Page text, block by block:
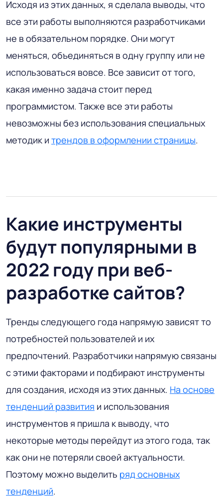
Исходя из этих данных, я сделала выводы, что
все эти работы выполняются разработчиками
не в обязательном порядке. Они могут
меняться, объединяться в одну группу или не
использоваться вовсе. Все зависит от того,
какая именно задача стоит перед
программистом. Также все эти работы
невозможны без использования специальных
методик и трендов в оформлении страницы.
Какие инструменты
будут популярными в
2022 году при веб-
разработке сайтов?
Тренды следующего года напрямую зависят то
потребностей пользователей и их
предпочтений. Разработчики напрямую связаны
с этими факторами и подбирают инструменты
для создания, исходя из этих данных. На основе
тенденций развития и использования
инструментов я пришла к выводу, что
некоторые методы перейдут из этого года, так
как они не потеряли своей актуальности.
Поэтому можно выделить ряд основных
тенденций.